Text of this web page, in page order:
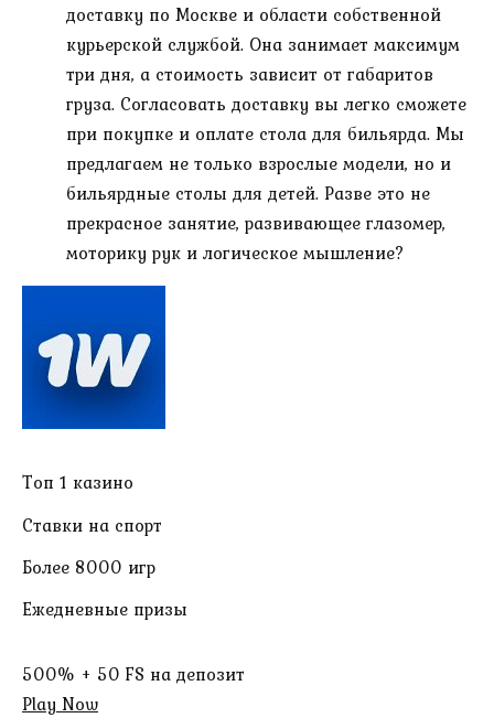
доставку по Москве и области собственной
курьерской службой. Она занимает максимум
три дня, а стоимость зависит от габаритов
груза. Согласовать доставку вы легко сможете
при покупке и оплате стола для бильярда. Мы
предлагаем не только взрослые модели, но и
бильярдные столы для детей. Разве это не
прекрасное занятие, развивающее глазомер,
моторику рук и логическое мышление?
Топ 1 казино
Ставки на спорт
Более 8000 игр
Ежедневные призы
500% + 50 FS на депозит
Play Now